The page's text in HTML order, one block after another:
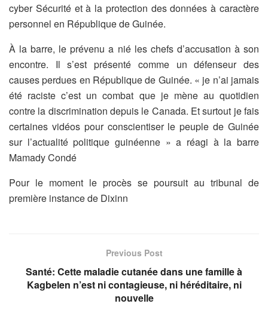
cyber Sécurité et à la protection des données à caractère
personnel en République de Guinée.
À la barre, le prévenu a nié les chefs d’accusation à son
encontre. Il s’est présenté comme un défenseur des
causes perdues en République de Guinée. « je n’ai jamais
été raciste c’est un combat que je mène au quotidien
contre la discrimination depuis le Canada. Et surtout je fais
certaines vidéos pour conscientiser le peuple de Guinée
sur l’actualité politique guinéenne » a réagi à la barre
Mamady Condé
Pour le moment le procès se poursuit au tribunal de
première instance de Dixinn
Previous Post
Santé: Cette maladie cutanée dans une famille à
Kagbelen n’est ni contagieuse, ni héréditaire, ni
nouvelle